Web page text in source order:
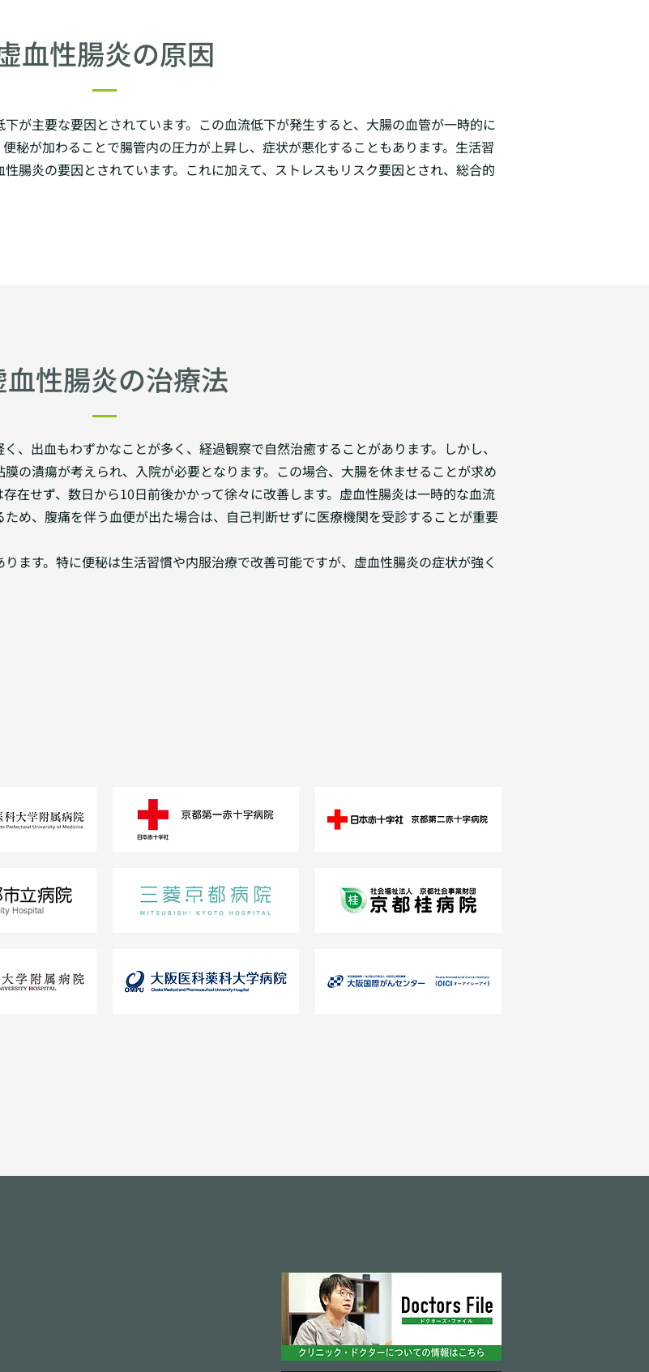
血性腸炎の原因
が主要な要因とされています。この血流低下が発生すると、大腸の血管が一時的に
秘が加わることで腸管内の圧力が上昇し、症状が悪化することもあります。生活習
腸炎の要因とされています。これに加えて、ストレスもリスク要因とされ、総合的
血性腸炎の治療法
、出血もわずかなことが多く、経過観察で自然治癒することがあります。しかし、
の潰瘍が考えられ、入院が必要となります。この場合、大腸を休ませることが求め
在せず、数日から10日前後かかって徐々に改善します。虚血性腸炎は一時的な血流
め、腹痛を伴う血便が出た場合は、自己判断せずに医療機関を受診することが重要
ます。特に便秘は生活習慣や内服治療で改善可能ですが、虚血性腸炎の症状が強く